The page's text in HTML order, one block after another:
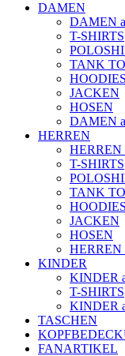
DAMEN
DAMEN
T-SHIRTS
TANK
HOODIES
JACKEN
HOSEN
DAMEN
HERREN
HERREN
T-SHIRTS
TANK
HOODIES
JACKEN
HOSEN
HERREN
KINDER
KINDER
T-SHIRTS
KINDER
TASCHEN
FANARTIKEL